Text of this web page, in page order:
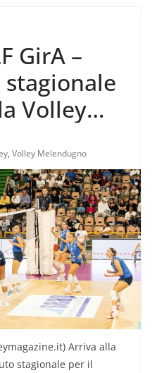
GirA –
Volley
, Volley Melendugno
Arriva alla
stagionale per il